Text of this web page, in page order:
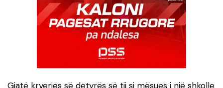
Gjatë kryerjes së detyrës së tij si mësues i një shkolle